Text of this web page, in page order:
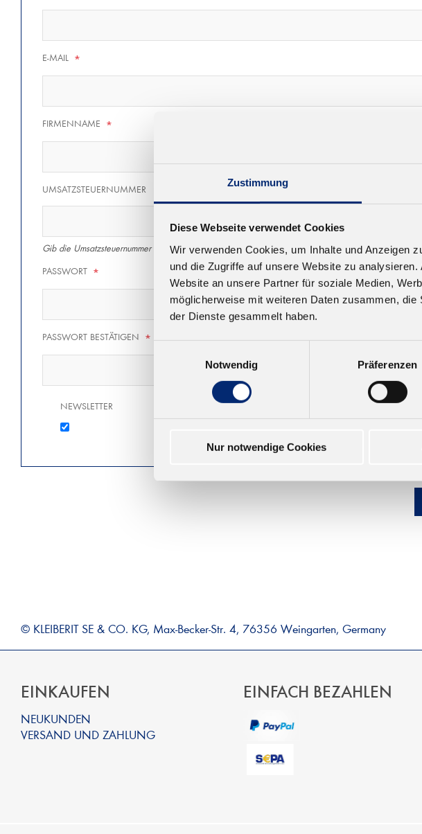
Zustimmung
Diese Webseite verwendet Cookies
Wir verwenden Cookies, um Inhalte und Anzeigen
und die Zugriffe auf unsere Website zu
Website an unsere Partner für soziale Medien,
möglicherweise mit weiteren Daten zusammen,
der Dienste gesammelt haben.
Notwendig
Präferenzen
Nur notwendige Cookies
E-MAIL *
FIRMENNAME *
UMSATZSTEUERNUMMER
Gib die Umsatzsteuernummer inkl. des Ländercodes ein (z.B. DE123456789)
PASSWORT *
PASSWORT BESTÄTIGEN *
NEWSLETTER
© KLEIBERIT SE & CO. KG, Max-Becker-Str. 4, 76356 Weingarten, Germany
EINKAUFEN
NEUKUNDEN
VERSAND UND ZAHLUNG
EINFACH BEZAHLEN